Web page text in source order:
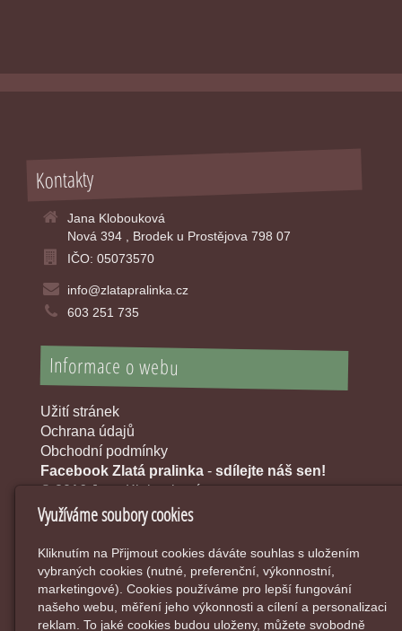
Kontakty
Jana Klobouková
Nová 394 , Brodek u Prostějova 798 07
IČO: 05073570
info@zlatapralinka.cz
603 251 735
Informace o webu
Užití stránek
Ochrana údajů
Obchodní podmínky
Facebook Zlatá pralinka - sdílejte náš sen!
© 2016 Jana Klobouková
Využíváme soubory cookies
Kliknutím na Přijmout cookies dáváte souhlas s uložením
vybraných cookies (nutné, preferenční, výkonnostní,
marketingové). Cookies používáme pro lepší fungování
našeho webu, měření jeho výkonnosti a cílení a personalizaci
reklam. To jaké cookies budou uloženy, můžete svobodně